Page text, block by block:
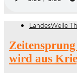
LandesWelle
wird aus